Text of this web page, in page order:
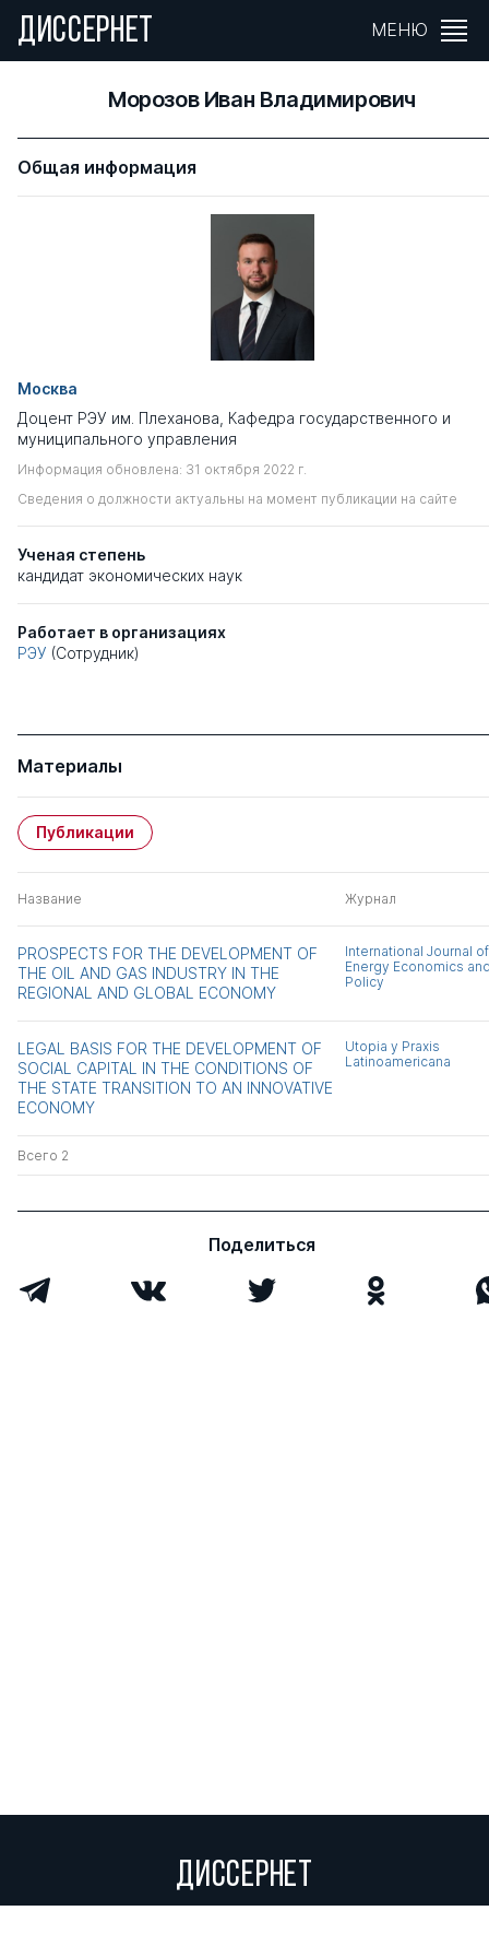
ДИССЕРНЕТ МЕНЮ
Морозов Иван Владимирович
Общая информация
Москва
Доцент РЭУ им. Плеханова, Кафедра государственного и
муниципального управления
Информация обновлена: 31 октября 2022 г.
Сведения о должности актуальны на момент публикации на сайте
Ученая степень
кандидат экономических наук
Работает в организациях
РЭУ (Сотрудник)
Материалы
Публикации
Название Журнал
PROSPECTS FOR THE DEVELOPMENT OF
THE OIL AND GAS INDUSTRY IN THE
REGIONAL AND GLOBAL ECONOMY
International Journal of
Energy Economics
Policy
LEGAL BASIS FOR THE DEVELOPMENT OF
SOCIAL CAPITAL IN THE CONDITIONS OF
THE STATE TRANSITION TO AN INNOVATIVE
ECONOMY
Utopia y Praxis
Latinoamericana
Всего 2
Поделиться
ДИССЕРНЕТ